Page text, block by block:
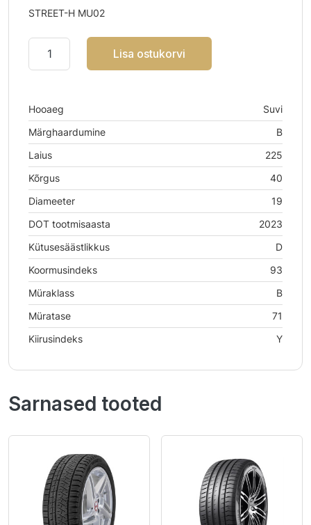
STREET-H MU02
Lisa ostukorvi
Hooaeg
Suvi
Märghaardumine
B
Laius
225
Kõrgus
40
Diameeter
19
DOT tootmisaasta
2023
Kütusesäästlikkus
D
Koormusindeks
93
Müraklass
B
Müratase
71
Kiirusindeks
Y
Sarnased tooted